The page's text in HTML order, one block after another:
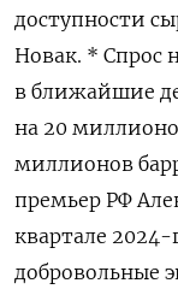
доступности
Новак. * Спрос
в ближайшие
на 20
миллионов
премьер РФ
квартале 2024-
добровольные